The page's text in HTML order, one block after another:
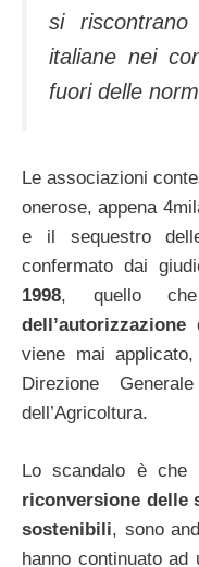
si
italiane nei
fuori delle
Le associazioni
onerose, appena
e il sequestro
confermato dai
1998, quello
dell’autorizzazione
viene mai
Direzione
dell’Agricoltura.
Lo scandalo è che
riconversione delle
sostenibili, sono
hanno continuato